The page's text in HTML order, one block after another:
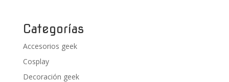
Categorías
Accesorios geek
Cosplay
Decoración geek